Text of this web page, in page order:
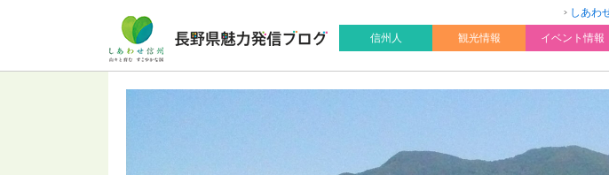
しあわ
信州人
観光情報 イベント情報